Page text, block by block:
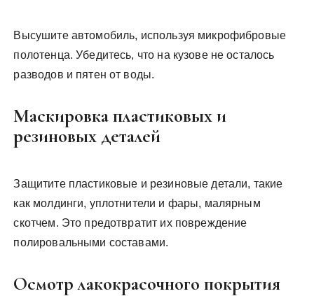
Высушите автомобиль, используя микрофибровые
полотенца. Убедитесь, что на кузове не осталось
разводов и пятен от воды.
Маскировка пластиковых и
резиновых деталей
Защитите пластиковые и резиновые детали, такие
как молдинги, уплотнители и фары, малярным
скотчем. Это предотвратит их повреждение
полировальными составами.
Осмотр лакокрасочного покрытия